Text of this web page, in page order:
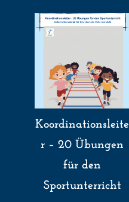
Koordinationsleite
r – 20 Übungen
für den
Sportunterricht